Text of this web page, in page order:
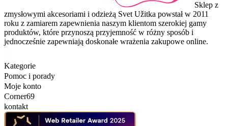
Sklep z
zmysłowymi akcesoriami i odzieżą Svet Užitka powstał w 2011
roku z zamiarem zapewnienia naszym klientom szerokiej gamy
produktów, które przynoszą przyjemność w różny sposób i
jednocześnie zapewniają doskonałe wrażenia zakupowe online.
Kategorie
Pomoc i porady
Moje konto
Corner69
kontakt